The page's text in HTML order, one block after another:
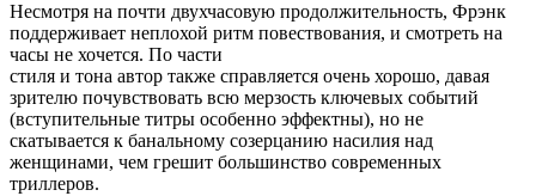
Несмотря на почти двухчасовую продолжительность, Фрэнк
поддерживает неплохой ритм повествования, и смотреть на
часы не хочется. По части
стиля и тона автор также справляется очень хорошо, давая
зрителю почувствовать всю мерзость ключевых событий
(вступительные титры особенно эффектны), но не
скатывается к банальному созерцанию насилия над
женщинами, чем грешит большинство современных
триллеров.